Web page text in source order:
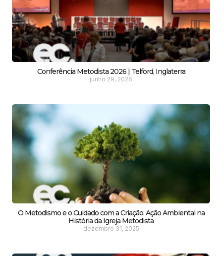
Conferência Metodista 2026 | Telford, Inglaterra
junho 29, 2026
O Metodismo e o Cuidado com a Criação: Ação Ambiental na
História da Igreja Metodista
dezembro 31, 2025